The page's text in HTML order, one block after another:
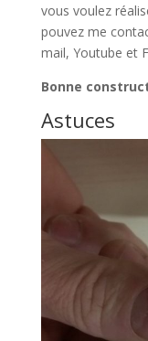
vous voulez
pouvez me
mail, Youtube et
Bonne
Astuces